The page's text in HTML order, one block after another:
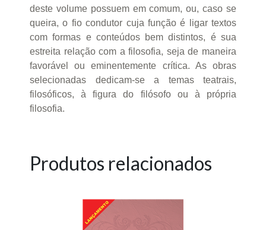
deste volume possuem em comum, ou, caso se
queira, o fio condutor cuja função é ligar textos
com formas e conteúdos bem distintos, é sua
estreita relação com a filosofia, seja de maneira
favorável ou eminentemente crítica. As obras
selecionadas dedicam-se a temas teatrais,
filosóficos, à figura do filósofo ou à própria
filosofia.
Produtos relacionados